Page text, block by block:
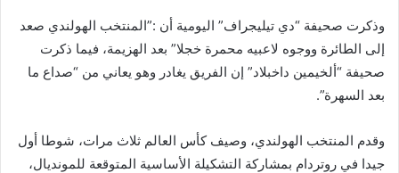
وذكرت صحيفة “دي تيليجراف” اليومية أن :”المنتخب الهولندي صعد
إلى الطائرة ووجوه لاعبيه محمرة خجلا” بعد الهزيمة، فيما ذكرت
صحيفة “ألخيمين داخبلاد” إن الفريق يغادر وهو يعاني من “صداع ما
بعد السهرة”.
وقدم المنتخب الهولندي، وصيف كأس العالم ثلاث مرات، شوطا أول
جيدا في روتردام بمشاركة التشكيلة الأساسية المتوقعة للمونديال،